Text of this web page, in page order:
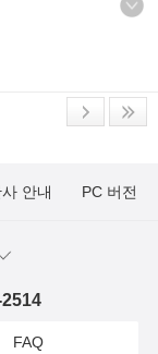
안내 PC 버전
FAQ